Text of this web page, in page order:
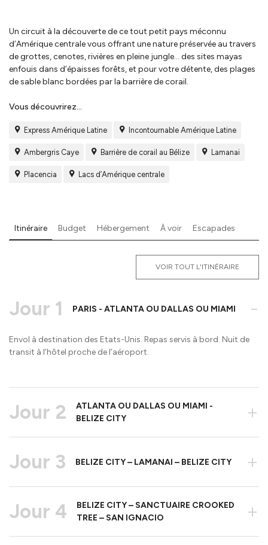
Un circuit à la découverte de ce tout petit pays méconnu
d’Amérique centrale vous offrant une nature préservée au travers
de grottes, cenotes, rivières en pleine jungle… des sites mayas
enfouis dans d’épaisses forêts, et pour votre détente, des plages
de sable blanc bordées par la barrière de corail.
Vous découvrirez...
Express Amérique Latine Incontournable Amérique Latine
Ambergris Caye Barrière de corail au Bélize Lamanai
Placencia Lacs d’Amérique centrale
Itinéraire Budget Hébergement À voir Escapades
VOIR TOUT L'ITINÉRAIRE
Jour 1 PARIS - ATLANTA OU DALLAS OU MIAMI -
Envol à destination des Etats-Unis. Repas servis à bord. Nuit de
transit à l’hôtel proche de l’aéroport.
Jour 2
ATLANTA OU DALLAS OU MIAMI -
BELIZE CITY
+
Jour 3 BELIZE CITY – LAMANAI – BELIZE CITY +
Jour 4
BELIZE CITY – SANCTUAIRE CROOKED
TREE – SAN IGNACIO
+